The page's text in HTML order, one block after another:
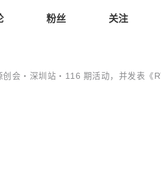
粉丝 关注
会・深圳站・116 期活动，并发表《